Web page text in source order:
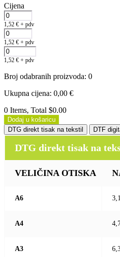
Cijena
1,52 € + pdv
1,52 € + pdv
1,52 € + pdv
Broj odabranih proizvoda: 0
Ukupna cijena: 0,00 €
0 Items, Total $0.00
Dodaj u košaricu
DTG direkt tisak na tekstil
DTF
DTG direkt tisak na
VELIČINA OTISKA
A6
A4
A3